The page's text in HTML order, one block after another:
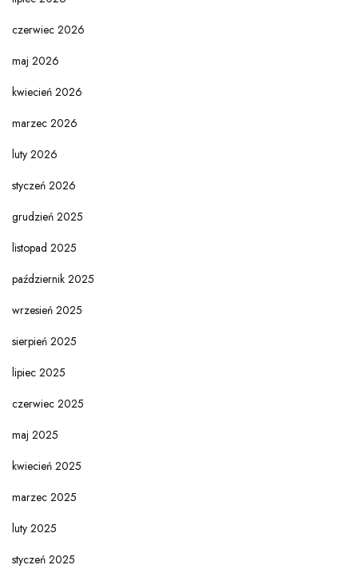
czerwiec 2026
maj 2026
kwiecień 2026
marzec 2026
luty 2026
styczeń 2026
grudzień 2025
listopad 2025
październik 2025
wrzesień 2025
sierpień 2025
lipiec 2025
czerwiec 2025
maj 2025
kwiecień 2025
marzec 2025
luty 2025
styczeń 2025